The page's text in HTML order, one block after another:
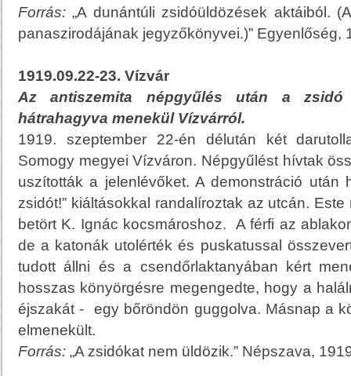
Forrás:„A dunántúli zsidóüldözések aktáiból.
panaszirodájának jegyzőkönyvei.)” Egyenlőség,
1919.09.22-23. Vízvár
Az
antiszemita népgyűlés után
a zsidó
hátrahagyva menekül Vízvárról.
1919. szeptember 22-én délután két
Somogy megyei Vízváron. Népgyűlést hívtak
uszították a jelenlévőket. A demonstráció után
zsidót!” kiáltásokkal randalíroztak az utcán.
betört K. Ignác kocsmároshoz. A férfi az
de a katonák utolérték és puskatussal
tudott állni és a csendőrlaktanyában kért
hosszas könyörgésre megengedte, hogy a
éjszakát - egy bőröndön guggolva. Másnap a
elmenekült.
Forrás: „A zsidókat nem üldözik.” Népszava,